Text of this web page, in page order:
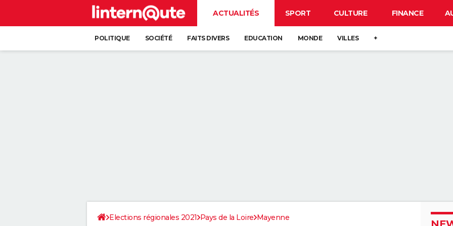
ACTUALITÉS SPORT CULTURE FINANCE
POLITIQUE SOCIÉTÉ FAITS DIVERS EDUCATION MONDE VILLES +
Elections régionales 2021 Pays de la Loire Mayenne